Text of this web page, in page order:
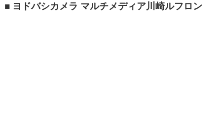
■ ヨドバシカメラ マルチメディア川崎ルフロン